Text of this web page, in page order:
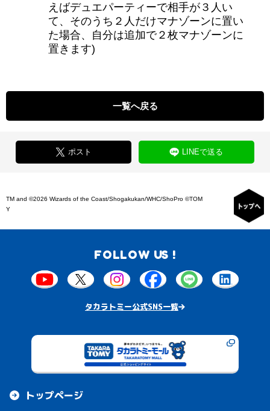
えばデュエパーティーで相手が３人い
て、そのうち２人だけマナゾーンに置い
た場合、自分は追加で２枚マナゾーンに
置きます)
一覧へ戻る
ポスト LINEで送る
TM and ©2026 Wizards of the Coast/Shogakukan/WHC/ShoPro ©TOM
Y
FOLLOW US !
タカラトミー公式SNS一覧
トップページ